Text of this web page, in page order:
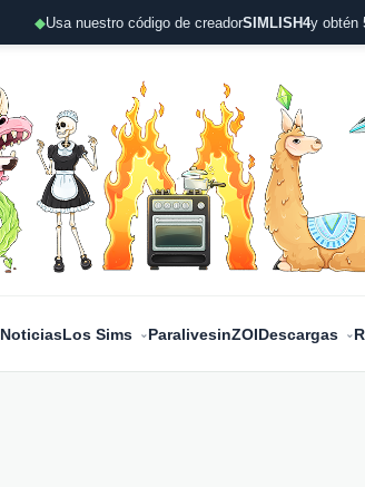
◆Usa nuestro código de creadorSIMLISH4y obtén
NoticiasLos Sims ParalivesinZOIDescargas